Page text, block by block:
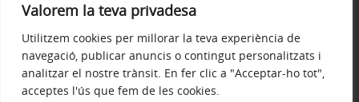
Valorem la teva privadesa
Utilitzem cookies per millorar la teva experiència de
navegació, publicar anuncis o contingut personalitzats i
analitzar el nostre trànsit. En fer clic a "Acceptar-ho tot",
acceptes l'ús que fem de les cookies.
Avís legal Política de privacitat